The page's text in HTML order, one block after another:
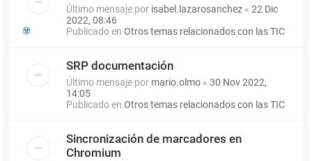
Último mensaje por isabel.lazarosanchez « 22 Dic
2022, 08:46
Publicado en Otros temas relacionados con las TIC
SRP documentación
Último mensaje por mario.olmo « 30 Nov 2022,
14:05
Publicado en Otros temas relacionados con las TIC
Sincronización de marcadores en
Chromium